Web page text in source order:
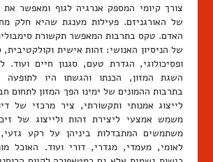
צורך קיומי המספק אנרגיה לגוף ומאפשר
של האורגניזם. פעילות מענגת שהיא חלק
האדם. טקס בתרבות המאפשר תקשורת
של הניסיון האנושי: זהות אישית וקולקטיבית,
ופסיכולוגי, הגדרת טעם, סגנון חיים ועוד.
השגת המזון, הכנתו והגשתו היו לתופעה
בתרבות ההמונים של ימינו הפך המזון לתחום
לייצוג אמנותי ותקשורתי, ציר מרכזי של
משמש אמצעי ליצירת זהות ולייצוג של
משתמשים המתבדלות ביניהן על רקע גזעי,
לאומי, מעמדי, מגדרי, דורי ועוד. האוכל